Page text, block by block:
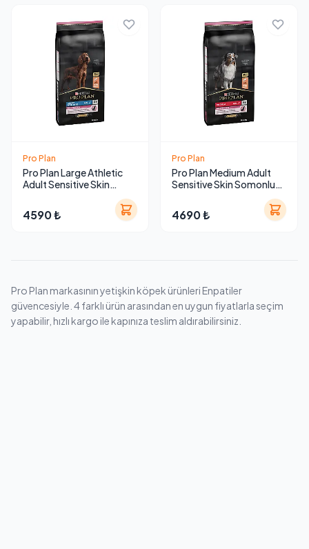
Pro Plan
Pro Plan Large Athletic
Adult Sensitive Skin
Yetişkin Köpek Maması 14
kg
4590 ₺
Pro Plan
Pro Plan Medium Adult
Sensitive Skin Somonlu
Orta Irk Yetişkin Köpek
4690 ₺
Pro Plan markasının yetişkin köpek ürünleri Enpatiler
güvencesiyle. 4 farklı ürün arasından en uygun fiyatlarla seçim
yapabilir, hızlı kargo ile kapınıza teslim aldırabilirsiniz.